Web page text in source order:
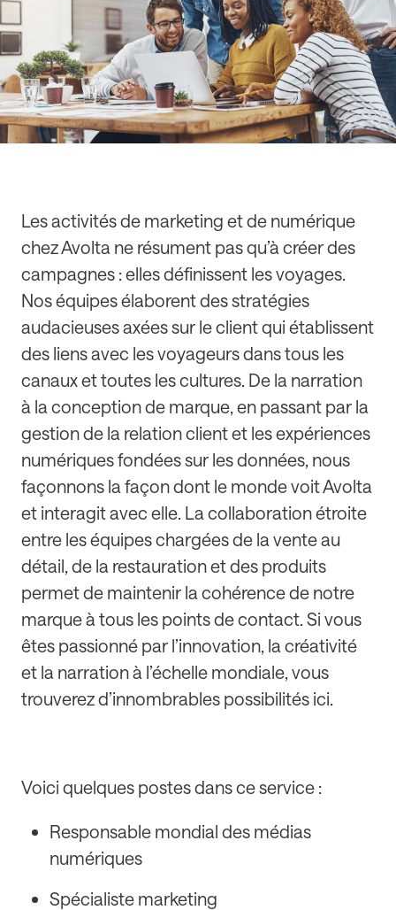
Les activités de marketing et de numérique
chez Avolta ne résument pas qu’à créer des
campagnes : elles définissent les voyages.
Nos équipes élaborent des stratégies
audacieuses axées sur le client qui établissent
des liens avec les voyageurs dans tous les
canaux et toutes les cultures. De la narration
à la conception de marque, en passant par la
gestion de la relation client et les expériences
numériques fondées sur les données, nous
façonnons la façon dont le monde voit Avolta
et interagit avec elle. La collaboration étroite
entre les équipes chargées de la vente au
détail, de la restauration et des produits
permet de maintenir la cohérence de notre
marque à tous les points de contact. Si vous
êtes passionné par l’innovation, la créativité
et la narration à l’échelle mondiale, vous
trouverez d’innombrables possibilités ici.
Voici quelques postes dans ce service :
Responsable mondial des médias
numériques
Spécialiste marketing